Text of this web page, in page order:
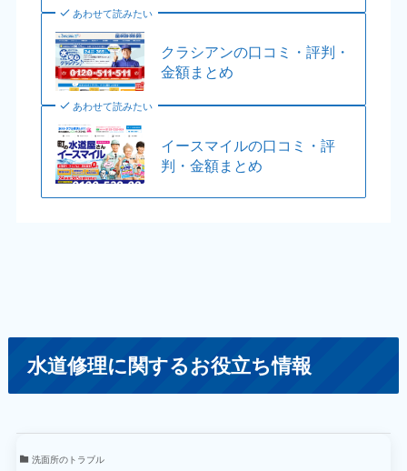
あわせて読みたい
クラシアンの口コミ・評判・
金額まとめ
あわせて読みたい
イースマイルの口コミ・評
判・金額まとめ
水道修理に関するお役立ち情報
洗面所のトラブル